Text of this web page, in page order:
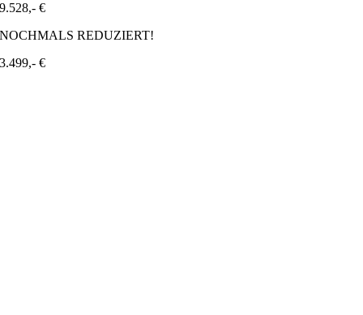
9.528
NOCHMALS REDUZIERT!
3.499